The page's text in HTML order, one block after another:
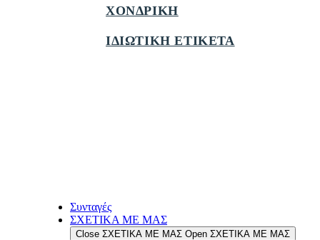
ΧΟΝΔΡΙΚΗ
ΙΔΙΩΤΙΚΗ ΕΤΙΚΕΤΑ
Συνταγές
ΣΧΕΤΙΚΑ ΜΕ ΜΑΣ
Close ΣΧΕΤΙΚΑ ΜΕ ΜΑΣ Open ΣΧΕΤΙΚΑ ΜΕ ΜΑΣ